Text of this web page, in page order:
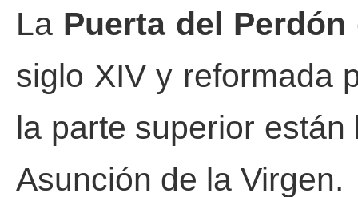
La Puerta del Perdón
siglo XIV y reformada
la parte superior
Asunción de la Virgen.